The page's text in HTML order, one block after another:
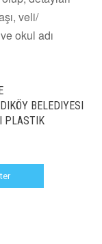
veli/
okul adı
BELEDIYESI
PLASTIK